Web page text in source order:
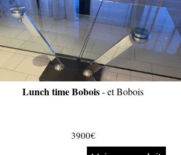
Lunch time Bobois- et Bobois
3900€